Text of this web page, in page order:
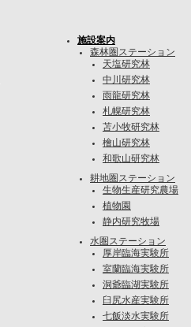
施設案内
森林圏ステーション
天塩研究林
中川研究林
雨龍研究林
札幌研究林
苫小牧研究林
檜山研究林
和歌山研究林
耕地圏ステーション
生物生産研究農場
植物園
静内研究牧場
水圏ステーション
厚岸臨海実験所
室蘭臨海実験所
洞爺臨湖実験所
臼尻水産実験所
七飯淡水実験所